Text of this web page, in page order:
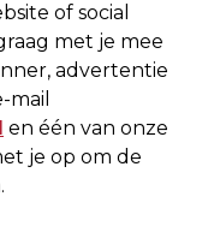
of social
met je mee
advertentie
en één van onze
je op om de